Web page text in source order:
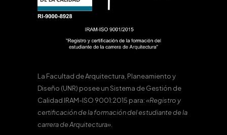
La Facultad de Arquitectura, Planeamiento y
Diseño (UNR) posee un Sistema de Gestión de
Calidad IRAM-ISO 9001:2015 para:«Registro y
certificación de la formación del estudiante de la
carrera de Arquitectura».